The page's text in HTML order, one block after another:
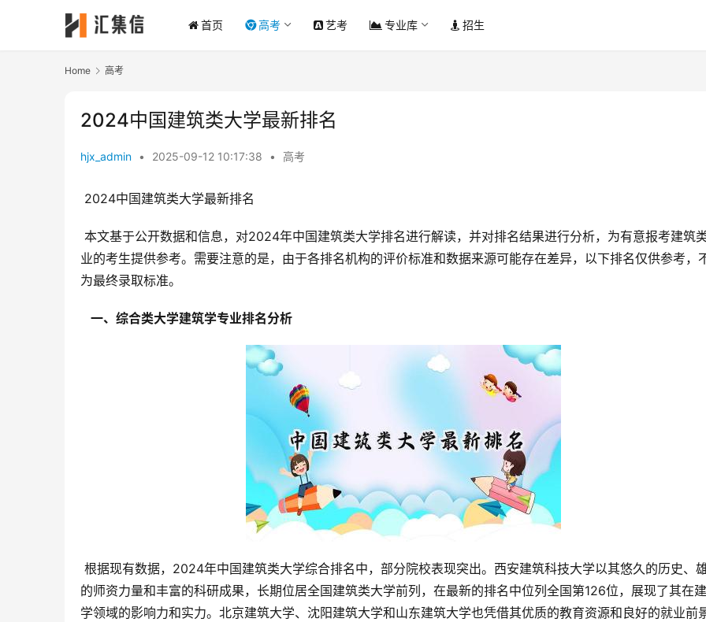
首页 高考 艺考 专业库 招生
Home 高考
2024中国建筑类大学最新排名
hjx_admin • 2025-09-12 10:17:38 • 高考
2024中国建筑类大学最新排名
业的考生提供参考。需要注意的是，由于各排名机构的评价标准和数据来源可能存在差异，以下排名仅供参考，
为最终录取标准。
  一、综合类大学建筑学专业排名分析
的师资力量和丰富的科研成果，长期位居全国建筑类大学前列，在最新的排名中位列全国第126位，展现了其在
学领域的影响力和实力。北京建筑大学、沈阳建筑大学和山东建筑大学也凭借其优质的教育资源和良好的就业前景